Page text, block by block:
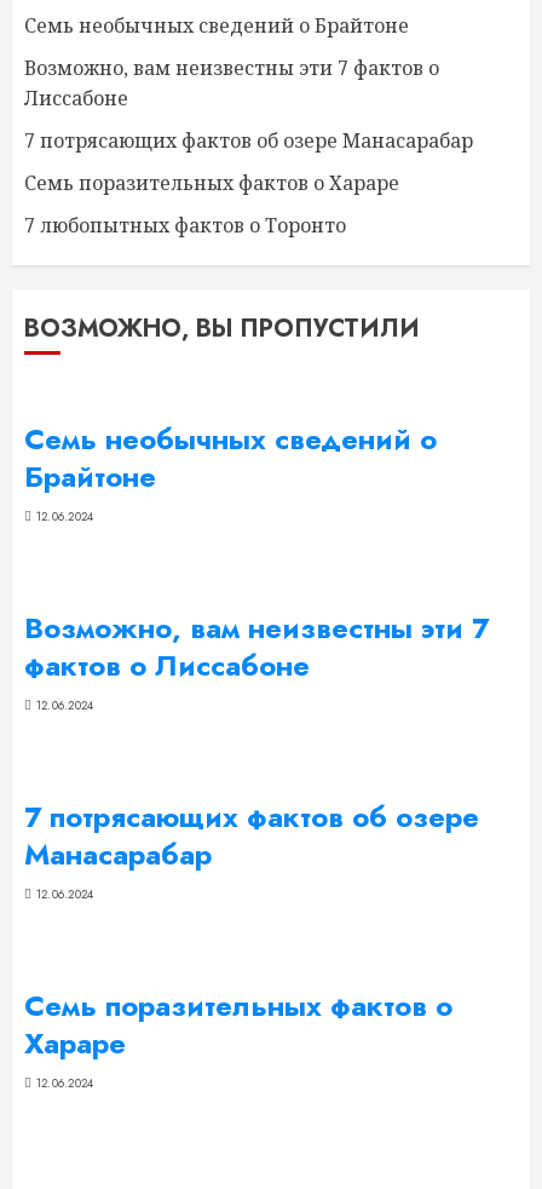
Семь необычных сведений о Брайтоне
Возможно, вам неизвестны эти 7 фактов о
Лиссабоне
7 потрясающих фактов об озере Манасарабар
Семь поразительных фактов о Хараре
7 любопытных фактов о Торонто
ВОЗМОЖНО, ВЫ ПРОПУСТИЛИ
Семь необычных сведений о
Брайтоне
12.06.2024
Возможно, вам неизвестны эти 7
фактов о Лиссабоне
12.06.2024
7 потрясающих фактов об озере
Манасарабар
12.06.2024
Семь поразительных фактов о
Хараре
12.06.2024